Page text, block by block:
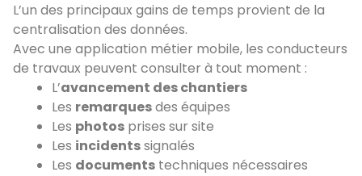
L’un des principaux gains de temps provient de la
centralisation des données.
Avec une application métier mobile, les conducteurs
de travaux peuvent consulter à tout moment :
L’avancement des chantiers
Les remarquesdes équipes
Les photos prises sur site
Les incidentssignalés
Les documents techniques nécessaires